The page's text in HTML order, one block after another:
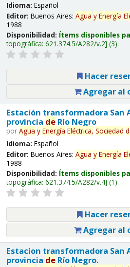
Idioma: Español
Editor: Buenos Aires: Agua y Energía
1988
Disponibilidad: Ítems disponibles
topográfica: 621.374.5/A282/v.2 (3).
Hacer
Agregar al
Estación transformadora San
provincia deRío Negro
por Agua y Energía Eléctrica, Sociedad
Idioma: Español
Editor: Buenos Aires: Agua y Energía
1988
Disponibilidad: Ítems disponibles
topográfica: 621.374.5/A282/v.4 (1).
Hacer
Agregar al
Estacion transformadora San
provincia deRío Negro.